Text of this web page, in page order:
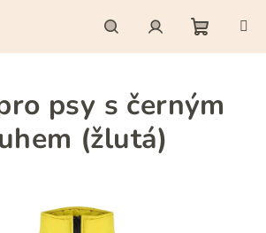
HledatPřihlášení
košík
psy s černým
(žlutá)